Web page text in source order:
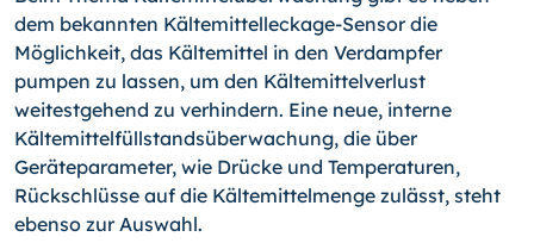
dem bekannten Kältemittel­le­cka­ge-Sensor die
Möglichkeit, das Kältemittel in den Verdampfer
pumpen zu lassen, um den Kältemittelverlust
weitestgehend zu verhindern. Eine neue, interne
Kältemittelfüllstandsüberwachung, die über
Geräteparameter, wie Drücke und Temperaturen,
Rückschlüsse auf die Kältemittelmenge zulässt, steht
ebenso zur Auswahl.